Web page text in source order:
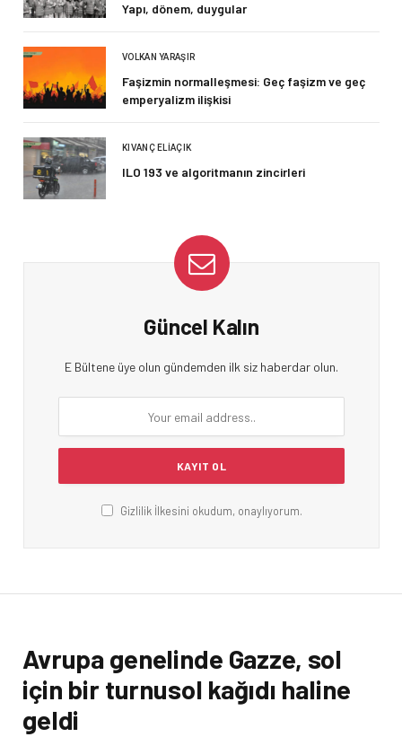
Yapı, dönem, duygular
VOLKAN YARAŞIR
Faşizmin normalleşmesi: Geç faşizm ve geç
emperyalizm ilişkisi
KIVANÇ ELIAÇIK
ILO 193 ve algoritmanın zincirleri
Güncel Kalın
E Bültene üye olun gündemden ilk siz haberdar olun.
Gizlilik İlkesini okudum, onaylıyorum.
Avrupa genelinde Gazze, sol
için bir turnusol kağıdı haline
geldi